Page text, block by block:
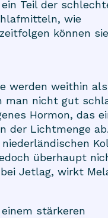
Teil der
wie
können
werden weithin
man nicht gut
Hormon, das
der Lichtmenge
überhaupt
Jetlag, wirkt
stärkeren